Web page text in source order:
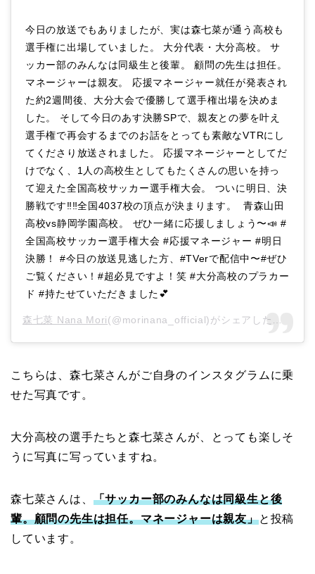
今日の放送でもありましたが、実は森七菜が通う高校も
選手権に出場していました。 大分代表・大分高校。 サ
ッカー部のみんなは同級生と後輩。 顧問の先生は担任。
マネージャーは親友。 応援マネージャー就任が発表され
た約2週間後、大分大会で優勝して選手権出場を決めま
した。 そして今日のあす決勝SPで、親友との夢を叶え
選手権で再会するまでのお話をとっても素敵なVTRにし
てくださり放送されました。 応援マネージャーとしてだ
けでなく、1人の高校生としてもたくさんの思いを持っ
て迎えた全国高校サッカー選手権大会。 ついに明日、決
勝戦です‼️‼️全国4037校の頂点が決まります。 ️ 青森山田
高校vs静岡学園高校。 ぜひ一緒に応援しましょう〜📣 #
全国高校サッカー選手権大会 #応援マネージャー #明日
決勝！ #今日の放送見逃した方、#TVerで配信中〜#ぜひ
ご覧ください！#超必見ですよ！笑 #大分高校のプラカー
ド #持たせていただきました💕
森七菜 Nana Mori(@morinana_official)がシェアした投稿 –
こちらは、森七菜さんがご自身のインスタグラムに乗
せた写真です。
大分高校の選手たちと森七菜さんが、とっても楽しそ
うに写真に写っていますね。
森七菜さんは、 「サッカー部のみんなは同級生と後
輩。顧問の先生は担任。マネージャーは親友」と投稿
しています。